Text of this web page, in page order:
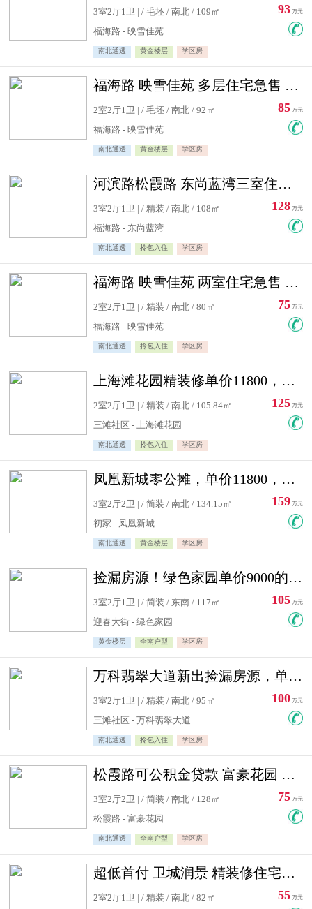
3室2厅1卫 | / 毛坯 / 南北 / 109㎡
福海路 - 映雪佳苑
南北通透 黄金楼层 学区房
93 万元
福海路 映雪佳苑 多层住宅急售 可公积金贷款
2室2厅1卫 | / 毛坯 / 南北 / 92㎡
福海路 - 映雪佳苑
南北通透 黄金楼层 学区房
85 万元
河滨路松霞路 东尚蓝湾三室住宅急售
3室2厅1卫 | / 精装 / 南北 / 108㎡
福海路 - 东尚蓝湾
南北通透 拎包入住 学区房
128 万元
福海路 映雪佳苑 两室住宅急售 可公积金贷款
2室2厅1卫 | / 精装 / 南北 / 80㎡
福海路 - 映雪佳苑
南北通透 拎包入住 学区房
75 万元
上海滩花园精装修单价11800，价格最低的两居室，无敌视野
2室2厅1卫 | / 精装 / 南北 / 105.84㎡
三滩社区 - 上海滩花园
南北通透 拎包入住 学区房
125 万元
凤凰新城零公摊，单价11800，白银楼层，一个车库另算
3室2厅2卫 | / 简装 / 南北 / 134.15㎡
初家 - 凤凰新城
南北通透 黄金楼层 学区房
159 万元
捡漏房源！绿色家园单价9000的大三居，实验小学永明双学区
3室2厅1卫 | / 简装 / 东南 / 117㎡
迎春大街 - 绿色家园
黄金楼层 全南户型 学区房
105 万元
万科翡翠大道新出捡漏房源，单价10500精装修
3室2厅1卫 | / 精装 / 南北 / 95㎡
三滩社区 - 万科翡翠大道
南北通透 拎包入住 学区房
100 万元
松霞路可公积金贷款 富豪花园 复式住宅急售送小棚
3室2厅2卫 | / 简装 / 南北 / 128㎡
松霞路 - 富豪花园
南北通透 全南户型 学区房
75 万元
超低首付 卫城润景 精装修住宅急售 可公积金贷款
2室2厅1卫 | / 精装 / 南北 / 82㎡
55 万元